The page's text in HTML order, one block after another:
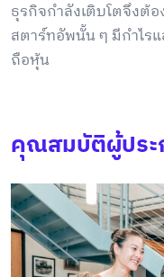
ธุรกิจกำลังเติบโตจึงต้
สตาร์ทอัพนั้น ๆ มีกำไร
ถือหุ้น
คุณสมบัติผู้ประ